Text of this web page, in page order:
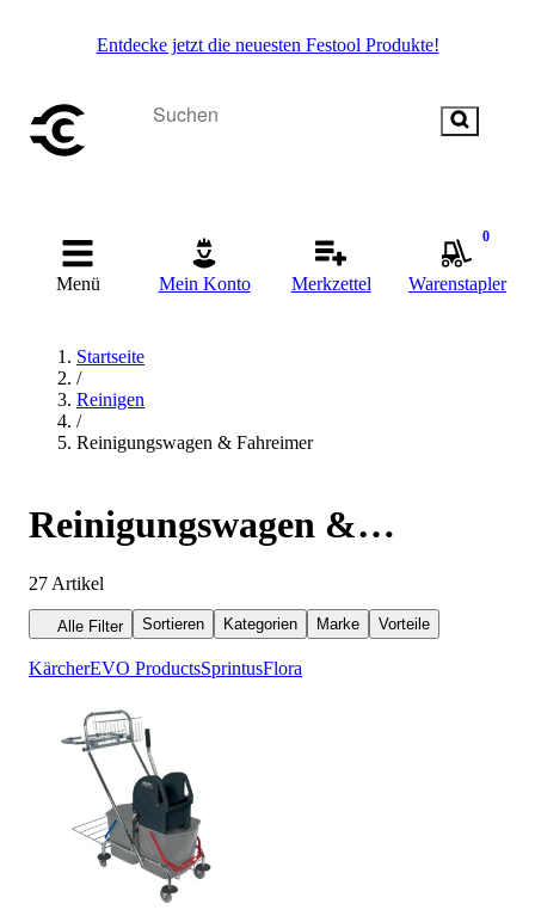
Entdecke jetzt die neuesten Festool Produkte!
Menü Mein Konto Merkzettel
0
Warenstapler
Startseite
/
Reinigen
/
Reinigungswagen & Fahreimer
Reinigungswagen &
Fahreimer
27 Artikel
Alle Filter Sortieren Kategorien Marke Vorteile
KärcherEVO ProductsSprintusFlora